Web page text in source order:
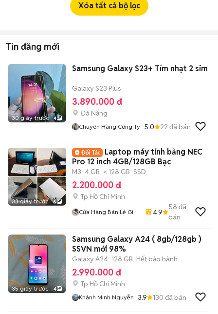
Xóa tất cả bộ lọc
Tin đăng mới
30 giây trước 4
Samsung Galaxy S23+ Tím nhạt 2 sim
Galaxy S23 Plus
3.890.000 đ
Đà Nẵng
Chuyên Hàng Công Ty 5.0 22 đã bán
33 giây trước 6
Laptop máy tính bảng NEC
Pro 12 inch 4GB/128GB Bạc
M3 4 GB < 128 GB SSD
2.200.000 đ
Tp Hồ Chí Minh
Cửa Hàng Bán Lẻ Giá
4.9
58 đã
bán
35 giây trước 4
Samsung Galaxy A24 ( 8gb/128gb )
SSVN mới 98%
Galaxy A24 128 GB Hết bảo hành
2.990.000 đ
Tp Hồ Chí Minh
Khánh Minh Nguyễn 3.9 130 đã bán